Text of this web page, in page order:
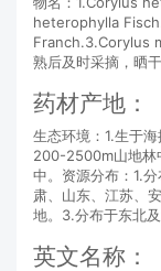
heterophylla
Franch.3.Corylus
熟后及时采摘，晒
药材产地：
生态环境：1.生于
200-2500m山地林
中。资源分布：1.
肃、山东、江苏、
地。3.分布于东北
英文名称：